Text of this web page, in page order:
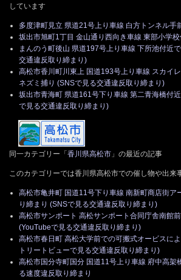
しています
多度津町見立 県道21号上り車線 白方トンネル手
坂出市旭町1丁目 金山通り西向き車線 東部小学
まんのう町後山 県道197号上り車線 下所池付近
交通違反取り締まり)
高松市香川町川東上 国道193号上り車線 スカイ
ネズミ捕り (SNSで見る交通違反取り締まり)
坂出市青海町 県道161号下り車線 第二青海橋付
で見る交通違反取り締まり)
同一カテゴリー「 香川県高松市 」の最近の記事
このカテゴリーでは香川県高松市での催し物や出来
高松市亀井町 国道11号下り車線 南新町商店街ア
り締まり (SNSで見る交通違反取り締まり)
高松市サンポート 高松サンポート合同庁舎南館
(YouTubeで見る交通違反取り締まり)
高松市春日町 高松大学前での可搬式オービスに
トリートビューで見る交通違反取り締まり)
高松市国分寺町国分 国道11号上り車線 府中高架
る速度違反取り締まり